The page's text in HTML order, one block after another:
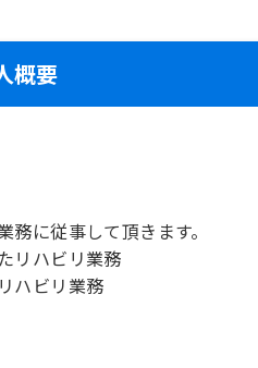
概要
に従事して頂きます。
リハビリ業務
ハビリ業務